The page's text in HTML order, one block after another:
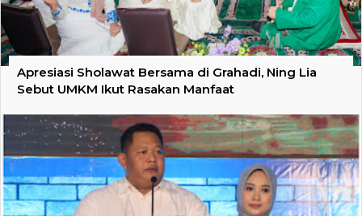
Apresiasi Sholawat Bersama di Grahadi, Ning Lia
Sebut UMKM Ikut Rasakan Manfaat